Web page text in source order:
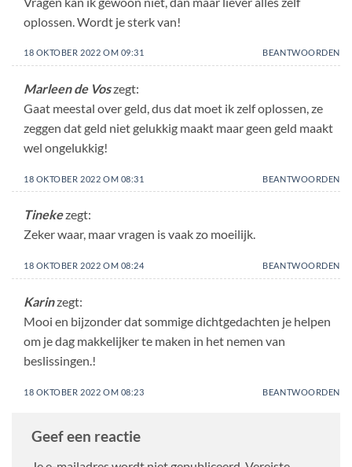
oplossen. Wordt je sterk van!
18 OKTOBER 2022 OM 09:31 BEANTWOORDEN
Marleen de Voszegt:
Gaat meestal over geld, dus dat moet ik zelf oplossen, ze
zeggen dat geld niet gelukkig maakt maar geen geld maakt
wel ongelukkig!
18 OKTOBER 2022 OM 08:31 BEANTWOORDEN
Tinekezegt:
Zeker waar, maar vragen is vaak zo moeilijk.
18 OKTOBER 2022 OM 08:24 BEANTWOORDEN
Karinzegt:
Mooi en bijzonder dat sommige dichtgedachten je helpen
om je dag makkelijker te maken in het nemen van
beslissingen.!
18 OKTOBER 2022 OM 08:23 BEANTWOORDEN
Geef een reactie